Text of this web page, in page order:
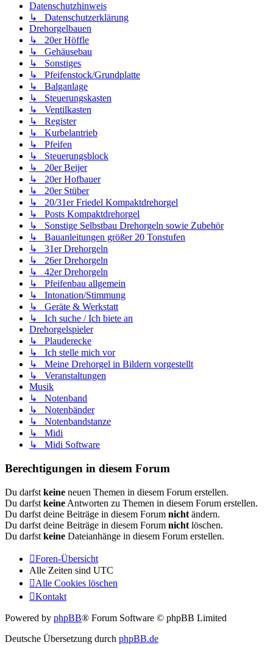
Datenschutzhinweis
↳ Datenschutzerklärung
Drehorgelbauen
↳ 20er Höffle
↳ Gehäusebau
↳ Sonstiges
↳ Pfeifenstock/Grundplatte
↳ Balganlage
↳ Steuerungskasten
↳ Ventilkasten
↳ Register
↳ Kurbelantrieb
↳ Pfeifen
↳ Steuerungsblock
↳ 20er Beijer
↳ 20er Hofbauer
↳ 20er Stüber
↳ 20/31er Friedel Kompaktdrehorgel
↳ Posts Kompaktdrehorgel
↳ Sonstige Selbstbau Drehorgeln sowie Zubehör
↳ Bauanleitungen größer 20 Tonstufen
↳ 31er Drehorgeln
↳ 26er Drehorgeln
↳ 42er Drehorgeln
↳ Pfeifenbau allgemein
↳ Intonation/Stimmung
↳ Geräte & Werkstatt
↳ Ich suche / Ich biete an
Drehorgelspieler
↳ Plauderecke
↳ Ich stelle mich vor
↳ Meine Drehorgel in Bildern vorgestellt
↳ Veranstaltungen
Musik
↳ Notenband
↳ Notenbänder
↳ Notenbandstanze
↳ Midi
↳ Midi Software
Berechtigungen in diesem Forum
Du darfst keine neuen Themen in diesem Forum erstellen.
Du darfst keine Antworten zu Themen in diesem Forum erstellen.
Du darfst deine Beiträge in diesem Forum nicht ändern.
Du darfst deine Beiträge in diesem Forum nicht löschen.
Du darfst keine Dateianhänge in diesem Forum erstellen.
Foren-Übersicht
Alle Zeiten sind UTC
Alle Cookies löschen
Kontakt
Powered by phpBB® Forum Software © phpBB Limited
Deutsche Übersetzung durch phpBB.de